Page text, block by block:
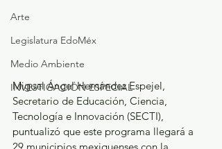
Arte
Legislatura EdoMéx
Medio Ambiente
INVESTIGACIÓN ESPECIAL
Miguel Ángel Hernández Espejel,
Secretario de Educación, Ciencia,
Tecnología e Innovación (SECTI),
puntualizó que este programa llegará a
29 municipios mexiquenses con la